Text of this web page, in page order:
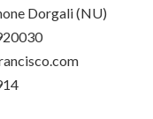
Dorgali (NU)